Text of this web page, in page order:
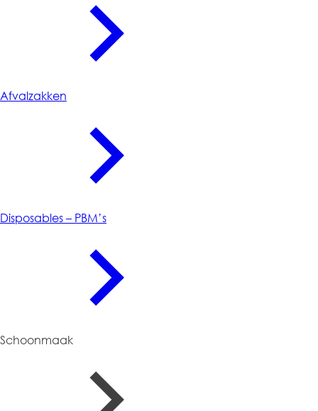
Afvalzakken
Disposables – PBM’s
Schoonmaak